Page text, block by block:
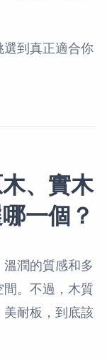
到真正適合你
、實木
一個？
潤的質感和多
。不過，木質
耐板，到底該